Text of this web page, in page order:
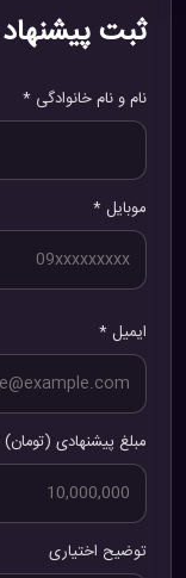
ثبت
نام و نام خانوادگی *
موبایل *
ایمیل *
مبلغ پیشنهادی
توضیح اختیاری